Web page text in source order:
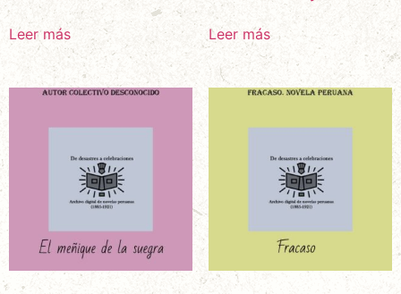
Leer más Leer más